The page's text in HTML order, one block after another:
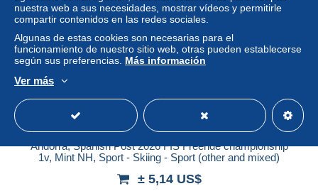
Andorra, Spanish Post 2026 FIS Freeride championship
1v, Mint NH, Sport - Skiing - Sport (other and mixed)
± 5,14 US$
nuestra web a sus necesidades, mostrar vídeos y permitirle
compartir contenidos en las redes sociales.
Algunas de estas cookies son necesarias para el
funcionamiento de nuestro sitio web, otras pueden establecerse
según sus preferencias. Más información
Ver más